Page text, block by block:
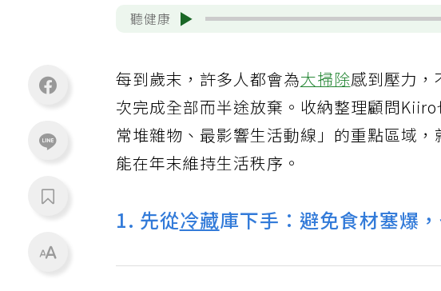
聽健康
每到歲末，許多人都會為大掃除感到壓力
次完成全部而半途放棄。收納整理顧問
常堆雜物、最影響生活動線」的重點區域
能在年末維持生活秩序。
1. 先從冷藏庫下手：避免食材塞爆